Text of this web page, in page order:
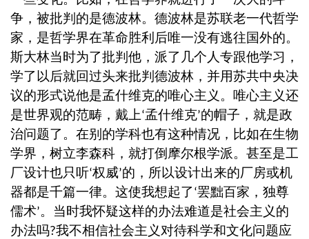
争，被批判的是德波林。德波林是苏联老一代哲学
家，是哲学界在革命胜利后唯一没有逃往国外的。
斯大林当时为了批判他，派了几个人专跟他学习，
学了以后就回过头来批判德波林，并用苏共中央决
议的形式说他是孟什维克的唯心主义。唯心主义还
是世界观的范畴，戴上‘孟什维克’的帽子，就是政
治问题了。在别的学科也有这种情况，比如在生物
学界，树立李森科，就打倒摩尔根学派。甚至是工
厂设计也只听‘权威’的，所以设计出来的厂房或机
器都是千篇一律。这使我想起了 ‘罢黜百家，独尊
儒术’。当时我怀疑这样的办法难道是社会主义的
办法吗?我不相信社会主义对待科学和文化问题应